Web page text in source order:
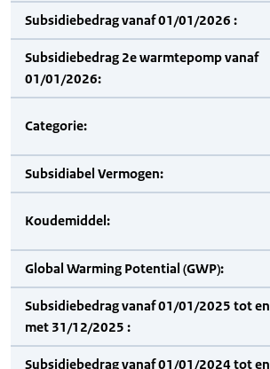
Subsidiebedrag vanaf 01/01/2026 :
Subsidiebedrag 2e warmtepomp vanaf
01/01/2026:
Categorie:
Subsidiabel Vermogen:
Koudemiddel:
Global Warming Potential (GWP):
Subsidiebedrag vanaf 01/01/2025 tot en
met 31/12/2025 :
Subsidiebedrag vanaf 01/01/2024 tot en